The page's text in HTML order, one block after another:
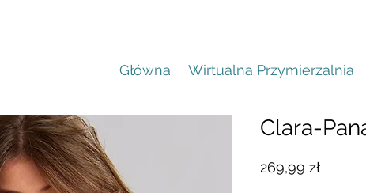
Główna Wirtualna Przymierzalnia
Clara-
269,99 złCena